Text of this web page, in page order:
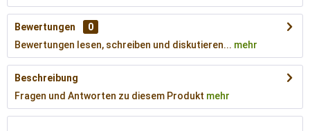
Bewertungen
0
Bewertungen lesen, schreiben und diskutieren... mehr
Beschreibung
Fragen und Antworten zu diesem Produkt mehr